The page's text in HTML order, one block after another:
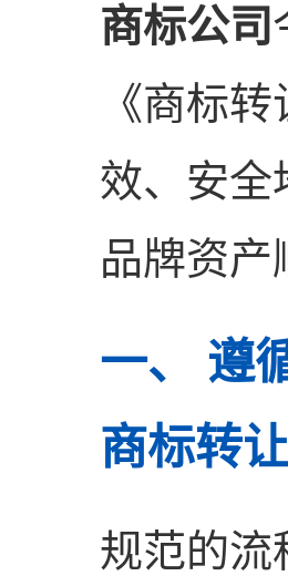
商标公司
《商标
效、安全
品牌资产
一、 遵
商标转
规范的流